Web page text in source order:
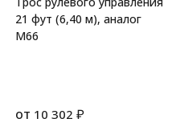
21 фут (6,40 м), аналог
М66
от 10 302 ₽